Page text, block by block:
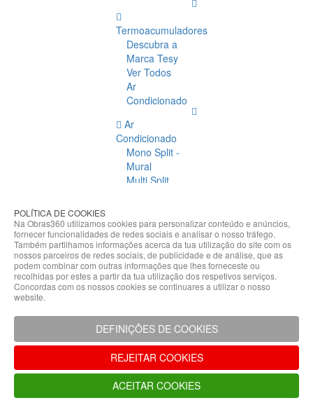
Termoacumuladores
Descubra a
Marca Tesy
Ver Todos
Ar
Condicionado
Ar
Condicionado
Mono Split -
Mural
Multi Split
Condicionado
Acessórios
Climatização
Acessórios
Climatização
Hidráulicas
Controladores
Fixações e
Acessórios
Isolamento
para
Tubagem
POLÍTICA DE COOKIES
Na Obras360 utilizamos cookies para personalizar conteúdo e anúncios,
fornecer funcionalidades de redes sociais e analisar o nosso tráfego.
Também partilhamos informações acerca da tua utilização do site com os
nossos parceiros de redes sociais, de publicidade e de análise, que as
podem combinar com outras informações que lhes forneceste ou
recolhidas por estes a partir da tua utilização dos respetivos serviços.
Concordas com os nossos cookies se continuares a utilizar o nosso
website.
DEFINIÇÕES DE COOKIES
REJEITAR COOKIES
ACEITAR COOKIES